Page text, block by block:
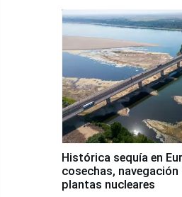
Histórica sequía en
cosechas, navegación
plantas nucleares